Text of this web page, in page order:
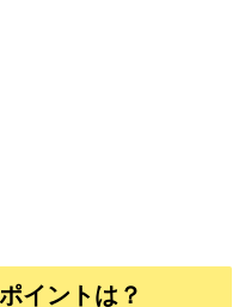
イントは？